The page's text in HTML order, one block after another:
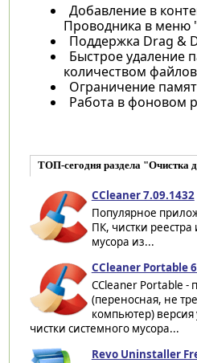
Добавление в
Проводника в меню
Поддержка Drag &
Быстрое удаление
количеством файлов
Ограничение
Работа в фоновом
ТОП-сегодня раздела "Очистка
CCleaner 7.09.1432
Популярное
ПК, чистки
мусора из...
CCleaner Portable
CCleaner Portable -
(переносная, не
компьютер) версия
чистки системного мусора...
Revo Uninstaller